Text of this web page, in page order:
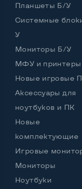
Планшеты Б/У
Системные
У
Мониторы Б/У
МФУ и
Новые игровые
Аксессуары для
ноутбуков и ПК
Новые
комплектующие
Игровые
Мониторы
Ноутбуки